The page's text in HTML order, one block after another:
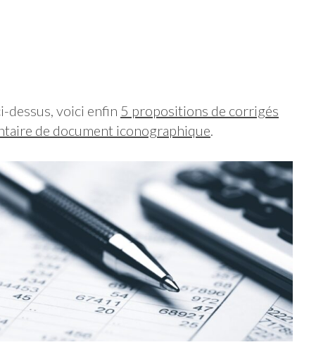
dessus, voici enfin 5 propositions de corrigés
de document iconographique.